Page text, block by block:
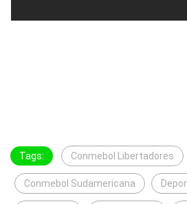
Tags: Conmebol Libertadores
Conmebol Sudamericana